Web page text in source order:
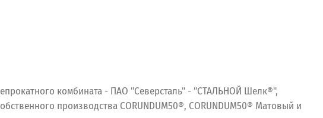
комбината - ПАО "Северсталь" - "СТАЛЬНОЙ Шелк®",
производства CORUNDUM50®, CORUNDUM50® Матовый и